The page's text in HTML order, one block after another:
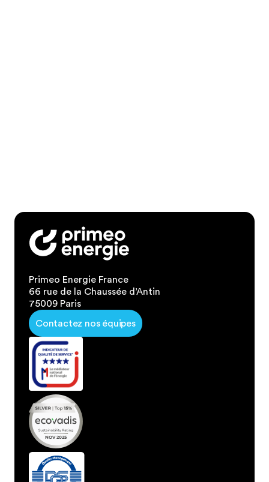
Primeo Energie France
66 rue de la Chaussée d’Antin
75009 Paris
Contactez nos équipes